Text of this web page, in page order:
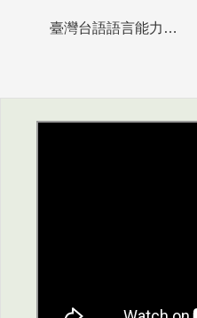
臺灣台語語言能力認證網站